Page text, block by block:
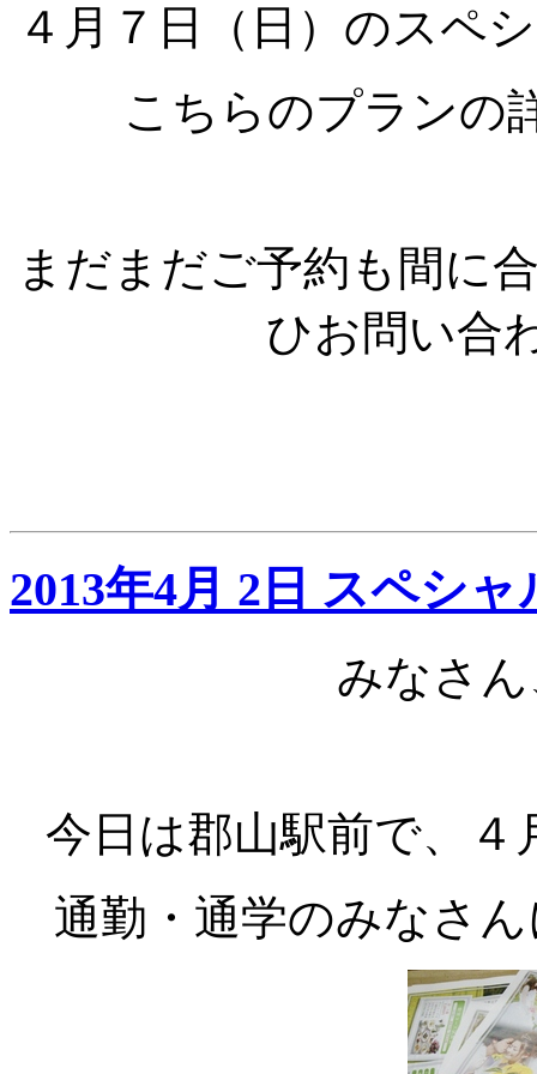
４月７日（日）のスペ
こちらのプランの
まだまだご予約も間に
ひお問い合
2013年4月 2日 スペシ
みなさ
今日は郡山駅前で、
通勤・通学のみなさ